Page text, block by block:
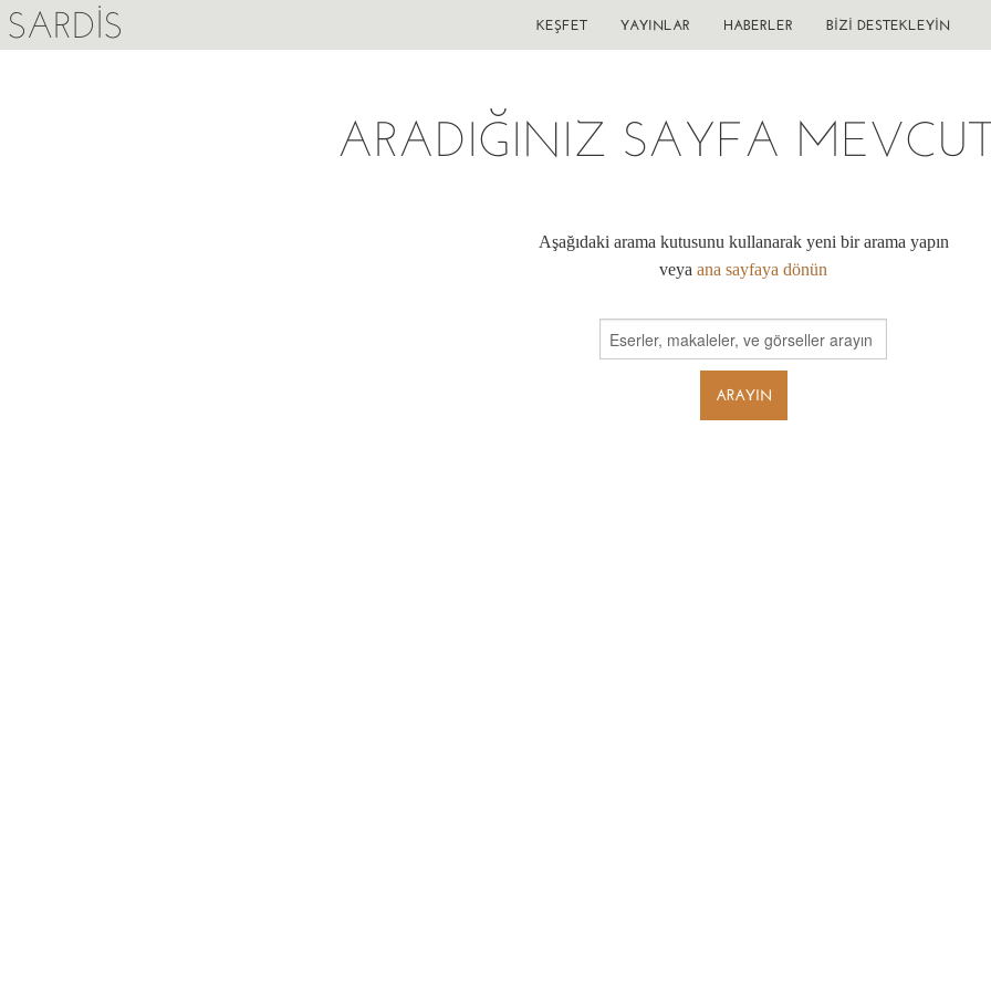
SARDIS KEŞFET YAYINLAR HABERLER BIZI DESTEKLEYIN
ARADIĞINIZ SAYFA
Aşağıdaki arama kutusunu kullanarak yeni bir arama yapın
veya ana sayfaya dönün